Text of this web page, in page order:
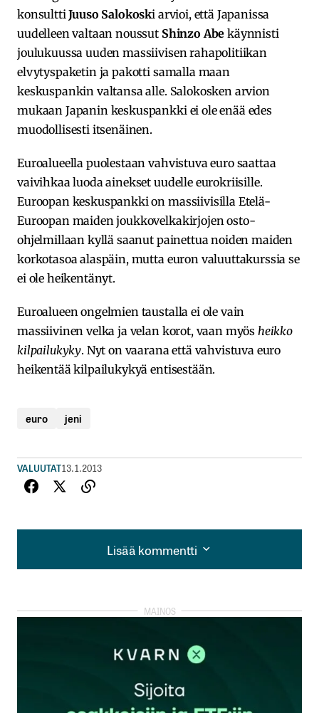
konsulttiJuuso Salokoski arvioi, että Japanissa
uudelleen valtaan noussut Shinzo Abe käynnisti
joulukuussa uuden massiivisen rahapolitiikan
elvytyspaketin ja pakotti samalla maan
keskuspankin valtansa alle. Salokosken arvion
mukaan Japanin keskuspankki ei ole enää edes
muodollisesti itsenäinen.
Euroalueella puolestaan vahvistuva euro saattaa
vaivihkaa luoda ainekset uudelle eurokriisille.
Euroopan keskuspankki on massiivisilla Etelä-
Euroopan maiden joukkovelkakirjojen osto-
ohjelmillaan kyllä saanut painettua noiden maiden
korkotasoa alaspäin, mutta euron valuuttakurssia se
ei ole heikentänyt.
Euroalueen ongelmien taustalla ei ole vain
massiivinen velka ja velan korot, vaan myös heikko
kilpailukyky. Nyt on vaarana että vahvistuva euro
heikentää kilpailukykyä entisestään.
euro jeni
VALUUTAT13.1.2013
Lisää kommentti
Lisää kommentti
kirjautua
rekisteröityä